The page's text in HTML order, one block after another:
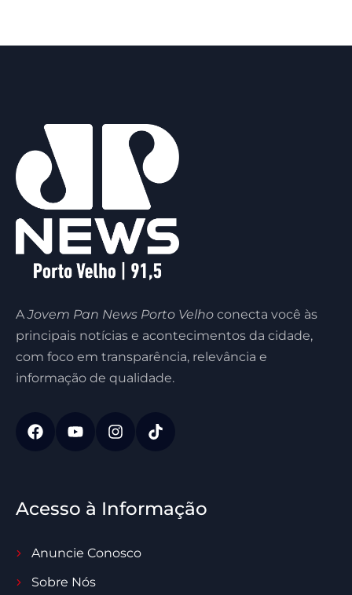
AJovem Pan News Porto Velho conecta você às
principais notícias e acontecimentos da cidade,
com foco em transparência, relevância e
informação de qualidade.
Acesso à Informação
Anuncie Conosco
Sobre Nós